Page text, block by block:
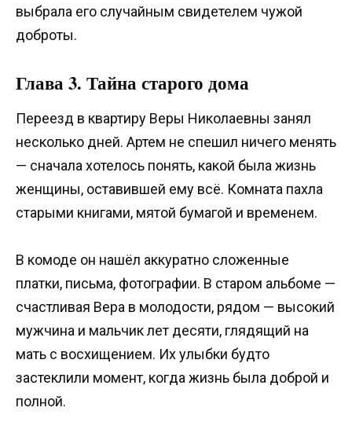
выбрала его случайным свидетелем чужой
доброты.
Глава 3. Тайна старого дома
Переезд в квартиру Веры Николаевны занял
несколько дней. Артем не спешил ничего менять
— сначала хотелось понять, какой была жизнь
женщины, оставившей ему всё. Комната пахла
старыми книгами, мятой бумагой и временем.
В комоде он нашёл аккуратно сложенные
платки, письма, фотографии. В старом альбоме —
счастливая Вера в молодости, рядом — высокий
мужчина и мальчик лет десяти, глядящий на
мать с восхищением. Их улыбки будто
застеклили момент, когда жизнь была доброй и
полной.